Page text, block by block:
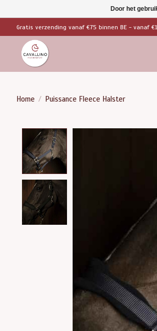
Gratis verzending vanaf €75 binnen BE - vanaf
Home / Puissance Fleece Halster
Door het